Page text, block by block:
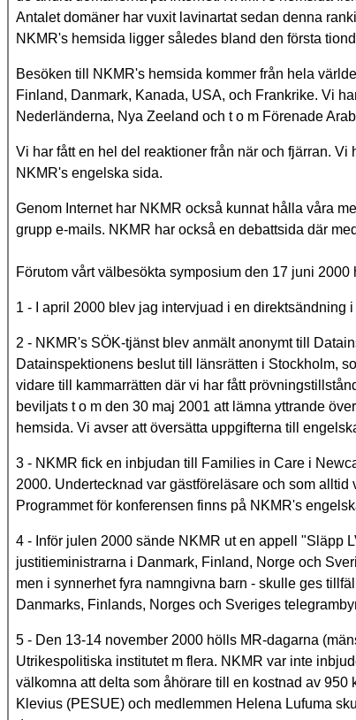
Antalet domäner har vuxit lavinartat sedan denna
NKMR's hemsida ligger således bland den första
Besöken till NKMR's hemsida kommer från hela
Finland, Danmark, Kanada, USA, och Frankrike. Vi
Nederländerna, Nya Zeeland och t o m Förenade
Vi har fått en hel del reaktioner från när och fjärran.
NKMR's engelska sida.
Genom Internet har NKMR också kunnat hålla våra
grupp e-mails. NKMR har också en debattsida där
Förutom vårt välbesökta symposium den 17 juni
1 - I april 2000 blev jag intervjuad i en
2 - NKMR's SÖK-tjänst blev anmält anonymt till
Datainspektionens beslut till länsrätten i Stockholm,
vidare till kammarrätten där vi har fått
beviljats t o m den 30 maj 2001 att lämna yttrande
hemsida. Vi avser att översätta uppgifterna till
3 - NKMR fick en inbjudan till Families in Care i
2000. Undertecknad var gästföreläsare och som
Programmet för konferensen finns på NKMR's
4 - Inför julen 2000 sände NKMR ut en appell "Släpp
justitieministrarna i Danmark, Finland, Norge och
men i synnerhet fyra namngivna barn - skulle ges
Danmarks, Finlands, Norges och Sveriges
5 - Den 13-14 november 2000 hölls MR-dagarna
Utrikespolitiska institutet m flera. NKMR var inte
välkomna att delta som åhörare till en kostnad av
Klevius (PESUE) och medlemmen Helena Lufuma